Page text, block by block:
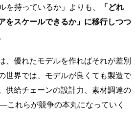
を持っているか」よりも、
「どれ
をスケールできるか」に移行しつつ
、優れたモデルを作ればそれが差別
世界では、モデルが良くても製造で
供給チェーンの設計力、素材調達の
れらが競争の本丸になっていく